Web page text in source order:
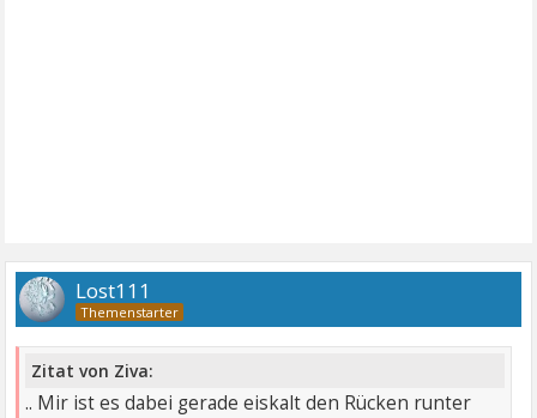
Lost111
Zitat von Ziva:
.. Mir ist es dabei gerade eiskalt den Rücken runter